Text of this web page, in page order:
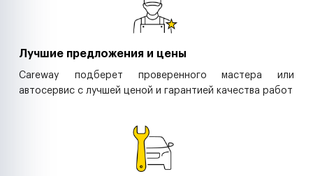
Лучшие предложения и цены
Careway подберет проверенного мастера или
автосервис с лучшей ценой и гарантией качества работ